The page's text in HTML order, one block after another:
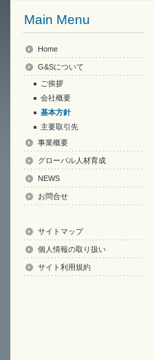
Main Menu
Home
G&Sについて
ご挨拶
会社概要
基本方針
主要取引先
事業概要
グローバル人材育成
NEWS
お問合せ
サイトマップ
個人情報の取り扱い
サイト利用規約